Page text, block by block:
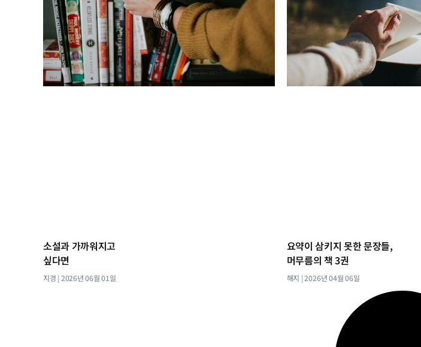
소설과 가까워지고
싶다면
지경 2026년 06월 01일
요약이 삼키지 못한 문장들,
머무름의 책 3권
해지 2026년 04월 06일